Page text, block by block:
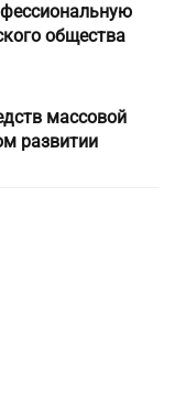
общества
массовой
развитии